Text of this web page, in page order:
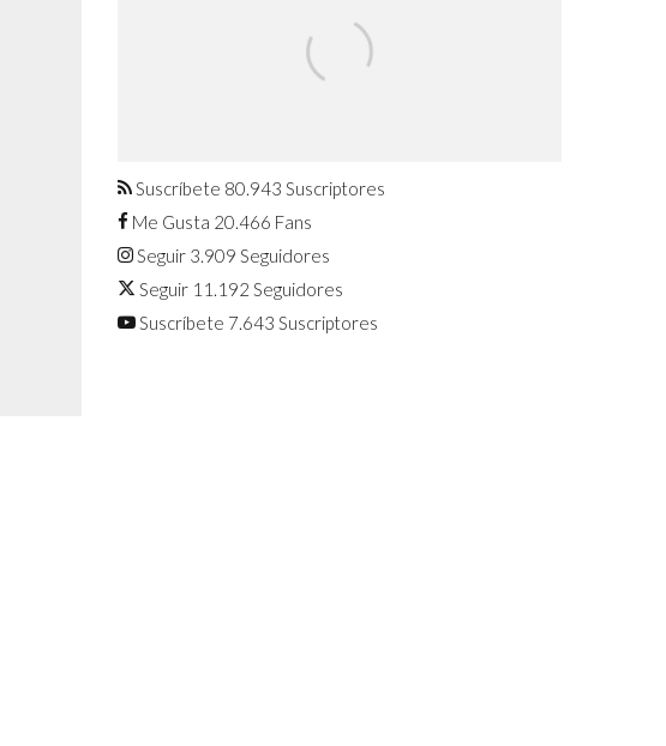
agosto
Suscríbete 80.943 Suscriptores
Me Gusta 20.466 Fans
Seguir 3.909 Seguidores
Seguir 11.192 Seguidores
Suscríbete 7.643 Suscriptores